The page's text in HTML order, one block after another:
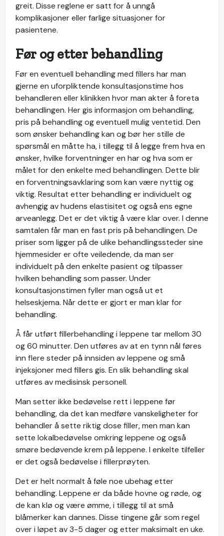
greit. Disse reglene er satt for å unngå
komplikasjoner eller farlige situasjoner for
pasientene.
Før og etter behandling
Før en eventuell behandling med fillers har man
gjerne en uforpliktende konsultasjonstime hos
behandleren eller klinikken hvor man akter å foreta
behandlingen. Her gis informasjon om behandling,
pris på behandling og eventuell mulig ventetid. Den
som ønsker behandling kan og bør her stille de
spørsmål en måtte ha, i tillegg til å legge frem hva en
ønsker, hvilke forventninger en har og hva som er
målet for den enkelte med behandlingen. Dette blir
en forventningsavklaring som kan være nyttig og
viktig. Resultat etter behandling er individuelt og
avhengig av hudens elastisitet og også ens egne
arveanlegg. Det er det viktig å være klar over. I denne
samtalen får man en fast pris på behandlingen. De
priser som ligger på de ulike behandlingssteder sine
hjemmesider er ofte veiledende, da man ser
individuelt på den enkelte pasient og tilpasser
hvilken behandling som passer. Under
konsultasjonstimen fyller man også ut et
helseskjema. Når dette er gjort er man klar for
behandling.
Å får utført fillerbehandling i leppene tar mellom 30
og 60 minutter. Den utføres av at en tynn nål føres
inn flere steder på innsiden av leppene og små
injeksjoner med fillers gis. En slik behandling skal
utføres av medisinsk personell.
Man setter ikke bedøvelse rett i leppene før
behandling, da det kan medføre vanskeligheter for
behandler å sette riktig dose filler, men man kan
sette lokalbedøvelse omkring leppene og også
smøre bedøvende krem på leppene. I enkelte tilfeller
er det også bedøvelse i fillerprøyten.
Det er helt normalt å føle noe ubehag etter
behandling. Leppene er da både hovne og røde, og
de kan klø og være ømme, i tillegg til at små
blåmerker kan dannes. Disse tingene går som regel
over i løpet av 3-5 dager og etter maksimalt en uke.